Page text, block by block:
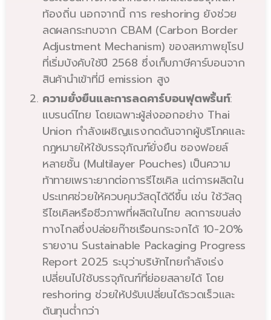
ท้องถิ่น นอกจากนี้ การ reshoring ยังช่วย
ลดผลกระทบจาก CBAM (Carbon Border
Adjustment Mechanism) ของสหภาพยุโรป
ที่เริ่มบังคับใช้ปี 2568 ซึ่งเก็บภาษีคาร์บอนจาก
สินค้านำเข้าที่มี emission สูง
ความยั่งยืนและการลดคาร์บอนฟุตพริ้นท์:
แบรนด์ไทย โดยเฉพาะผู้ส่งออกอย่าง Thai
Union กำลังเผชิญแรงกดดันจากผู้บริโภคและ
กฎหมายให้ใช้บรรจุภัณฑ์ยั่งยืน ซองฟอยล์
หลายชั้น (Multilayer Pouches) เป็นความ
ท้าทายเพราะยากต่อการรีไซเคิล แต่การผลิตใน
ประเทศช่วยให้ควบคุมวัสดุได้ดีขึ้น เช่น ใช้วัสดุ
รีไซเคิลหรือชีวภาพที่ผลิตในไทย ลดการขนส่ง
ทางไกลซึ่งปล่อยก๊าซเรือนกระจกได้ 10-20%
รายงาน Sustainable Packaging Progress
Report 2025 ระบุว่าบริษัทไทยกำลังเร่ง
เปลี่ยนไปใช้บรรจุภัณฑ์ที่ย่อยสลายได้ โดย
reshoring ช่วยให้ปรับเปลี่ยนได้รวดเร็วและ
ต้นทุนต่ำกว่า